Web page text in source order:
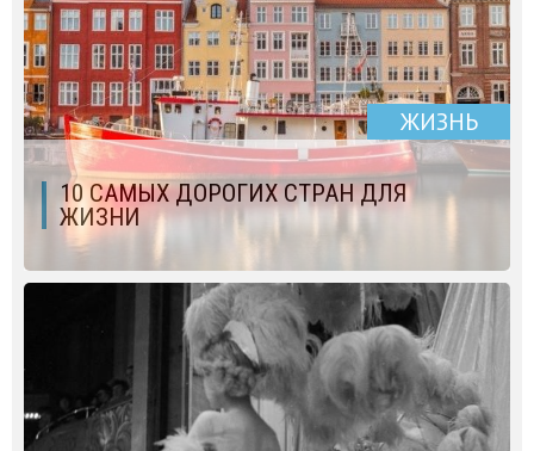
ЖИЗНЬ
10 САМЫХ ДОРОГИХ СТРАН ДЛЯ
ЖИЗНИ